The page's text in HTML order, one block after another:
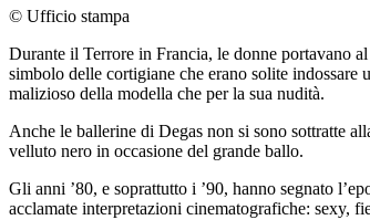
© Ufficio stampa
Durante il Terrore in Francia, le donne portavano
simbolo delle cortigiane che erano solite indossare
malizioso della modella che per la sua nudità.
Anche le ballerine di Degas non si sono sottratte
velluto nero in occasione del grande ballo.
Gli anni ’80, e soprattutto i ’90, hanno segnato
acclamate interpretazioni cinematografiche: sexy,